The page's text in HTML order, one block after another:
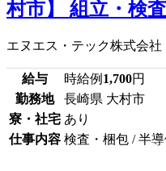
村市】 組立・検
エヌエス・テック株式会社
給与 時給例 1,700円
勤務地
長崎県 大村市
寮・社宅 あり
仕事内容 検査・梱包 / 半